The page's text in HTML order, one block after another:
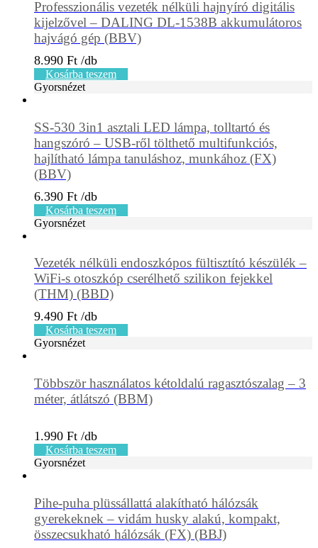
Professzionális vezeték nélküli hajnyíró digitális
kijelzővel – DALING DL-1538B akkumulátoros
hajvágó gép (BBV)
8.990 Ft
Kosárba teszem
Gyorsnézet
SS-530 3in1 asztali LED lámpa, tolltartó és
hangszóró – USB-ről tölthető multifunkciós,
hajlítható lámpa tanuláshoz, munkához (FX)
(BBV)
6.390 Ft
Kosárba teszem
Gyorsnézet
Vezeték nélküli endoszkópos fültisztító készülék –
WiFi-s otoszkóp cserélhető szilikon fejekkel
(THM) (BBD)
9.490 Ft
Kosárba teszem
Gyorsnézet
Többször használatos kétoldalú ragasztószalag – 3
méter, átlátszó (BBM)
1.990 Ft
Kosárba teszem
Gyorsnézet
Pihe-puha plüssállattá alakítható hálózsák
gyerekeknek – vidám husky alakú, kompakt,
összecsukható hálózsák (FX) (BBJ)